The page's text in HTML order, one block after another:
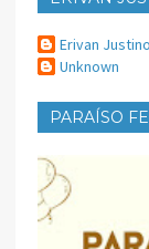
Erivan Justino
Unknown
PARAÍSO